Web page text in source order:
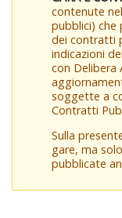
contenute
pubblici) che
dei contratti
indicazioni
con Delibera
soggette a
Contratti
Sulla
gare, ma
pubblicate